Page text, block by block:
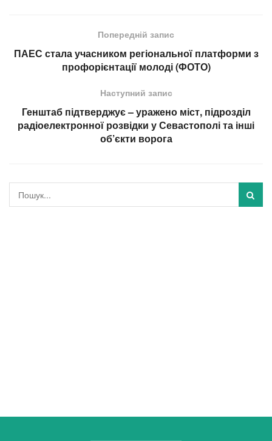
Попередній запис
ПАЕС стала учасником регіональної платформи з
профорієнтації молоді (ФОТО)
Наступний запис
Генштаб підтверджує – уражено міст, підрозділ
радіоелектронної розвідки у Севастополі та інші
об’єкти ворога